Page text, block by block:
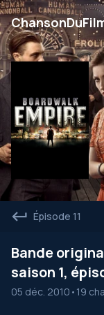
Épisode 11
Bande
saison 1,
05 déc. 2010 • 19